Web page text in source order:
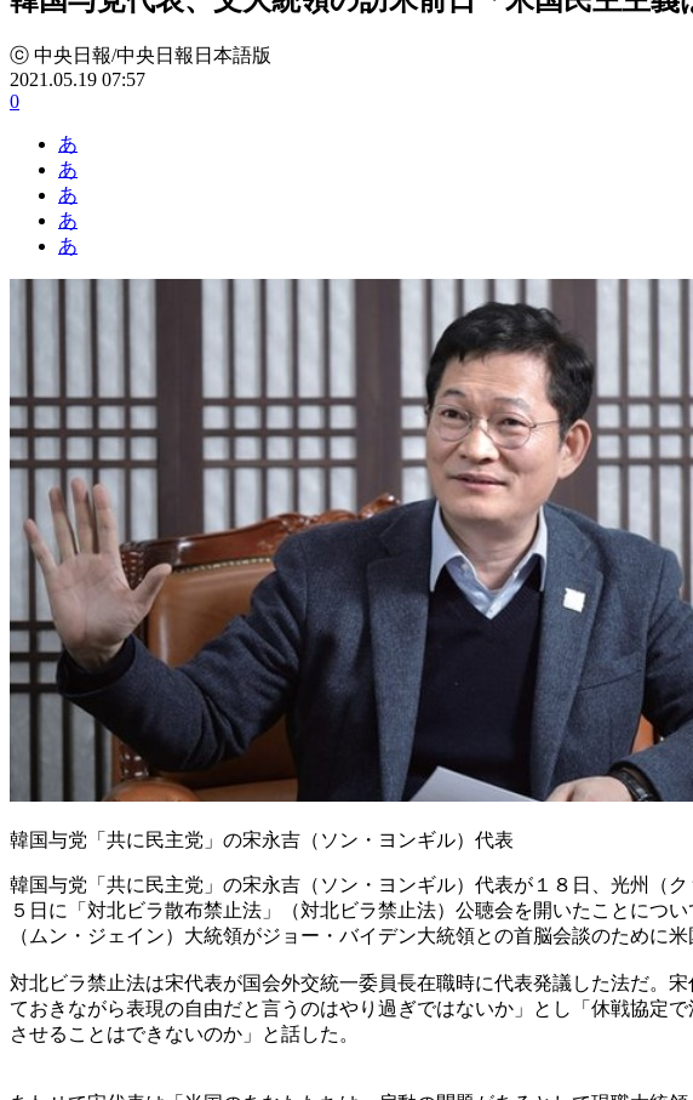
ⓒ 中央日報/中央日報日本語版
2021.05.19 07:57
0
あ
あ
あ
あ
あ
韓国与党「共に民主党」の宋永吉（ソン・ヨンギル）代表
韓国与党「共に民主党」の宋永吉（ソン・ヨンギル）代表が１８日、光州（
５日に「対北ビラ散布禁止法」（対北ビラ禁止法）公聴会を開いたことにつ
（ムン・ジェイン）大統領がジョー・バイデン大統領との首脳会談のために
対北ビラ禁止法は宋代表が国会外交統一委員長在職時に代表発議した法だ。
ておきながら表現の自由だと言うのはやり過ぎではないか」とし「休戦協定
させることはできないのか」と話した。